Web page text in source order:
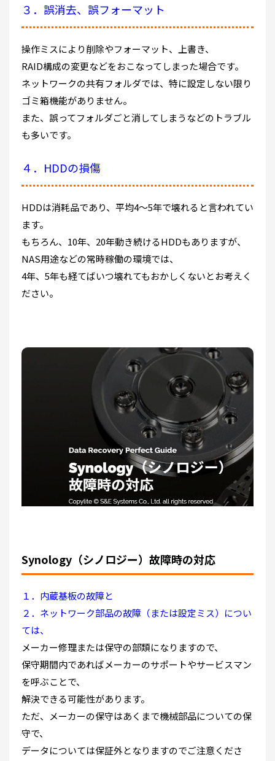
３．誤消去、誤フォーマット
操作ミスにより削除やフォーマット、上書き、
RAID構成の変更などをおこなってしまった場合です。
ネットワークの共有フォルダでは、特に設定しない限り
ゴミ箱機能がありません。
また、誤ってフォルダごと消してしまうなどのトラブル
も多いです。
４．HDDの損傷
HDDは消耗品であり、平均4～5年で壊れると言われてい
ます。
もちろん、10年、20年動き続けるHDDもありますが、
NAS用途などの常時稼働の環境では、
4年、5年も経てばいつ壊れてもおかしくないとお考えく
ださい。
Synology（シノロジー）故障時の対応
１．内蔵基板の故障と
２．ネットワーク部品の故障（または設定ミス）につい
ては、
メーカー修理または保守の部類になりますので、
保守期間内であればメーカーのサポートやサービスマン
を呼ぶことで、
解決できる可能性があります。
ただ、メーカーの保守はあくまで機械部品についての保
守で、
データについては保証外となりますのでご注意くださ